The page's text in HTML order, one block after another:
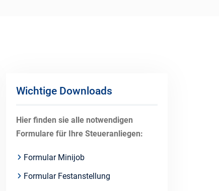
Wichtige Downloads
Hier finden sie alle notwendigen
Formulare für Ihre Steueranliegen:
Formular Minijob
Formular Festanstellung